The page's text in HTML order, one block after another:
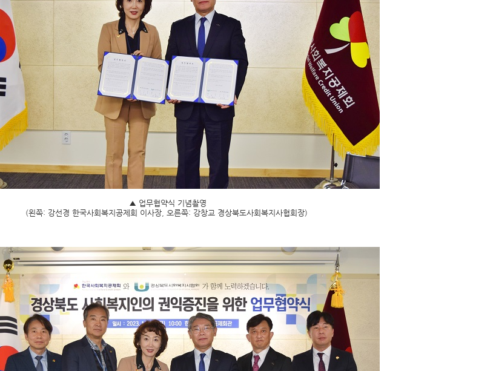
▲ 업무협약식 기념촬영
(왼쪽: 강선경 한국사회복지공제회 이사장, 오른쪽: 강창교 경상북도사회복지사협회장)